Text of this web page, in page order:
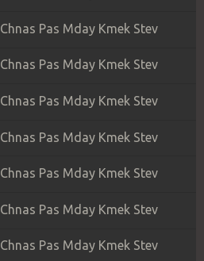
Pas Mday Kmek Stev
Pas Mday Kmek Stev
Pas Mday Kmek Stev
Pas Mday Kmek Stev
Pas Mday Kmek Stev
Pas Mday Kmek Stev
Pas Mday Kmek Stev